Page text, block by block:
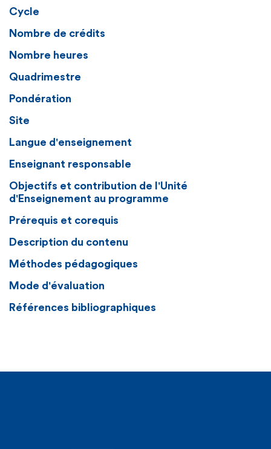
Cycle
Nombre de crédits
Nombre heures
Quadrimestre
Pondération
Site
Langue d'enseignement
Enseignant responsable
Objectifs et contribution de l'Unité
d'Enseignement au programme
Prérequis et corequis
Description du contenu
Méthodes pédagogiques
Mode d'évaluation
Références bibliographiques